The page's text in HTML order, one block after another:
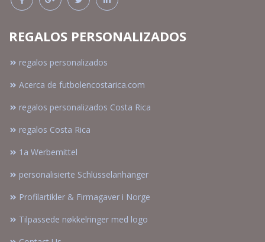
REGALOS PERSONALIZADOS
regalos personalizados
Acerca de futbolencostarica.com
regalos personalizados Costa Rica
regalos Costa Rica
1a Werbemittel
personalisierte Schlüsselanhänger
Profilartikler & Firmagaver i Norge
Tilpassede nøkkelringer med logo